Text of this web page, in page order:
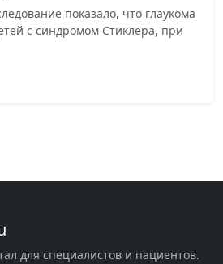
показало, что глаукома
с синдромом Стиклера, при
для специалистов и пациентов.